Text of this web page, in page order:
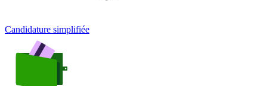
Candidature simplifiée